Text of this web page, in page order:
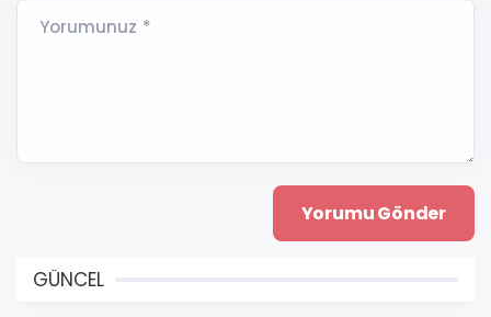
Yorumunuz *
GÜNCEL